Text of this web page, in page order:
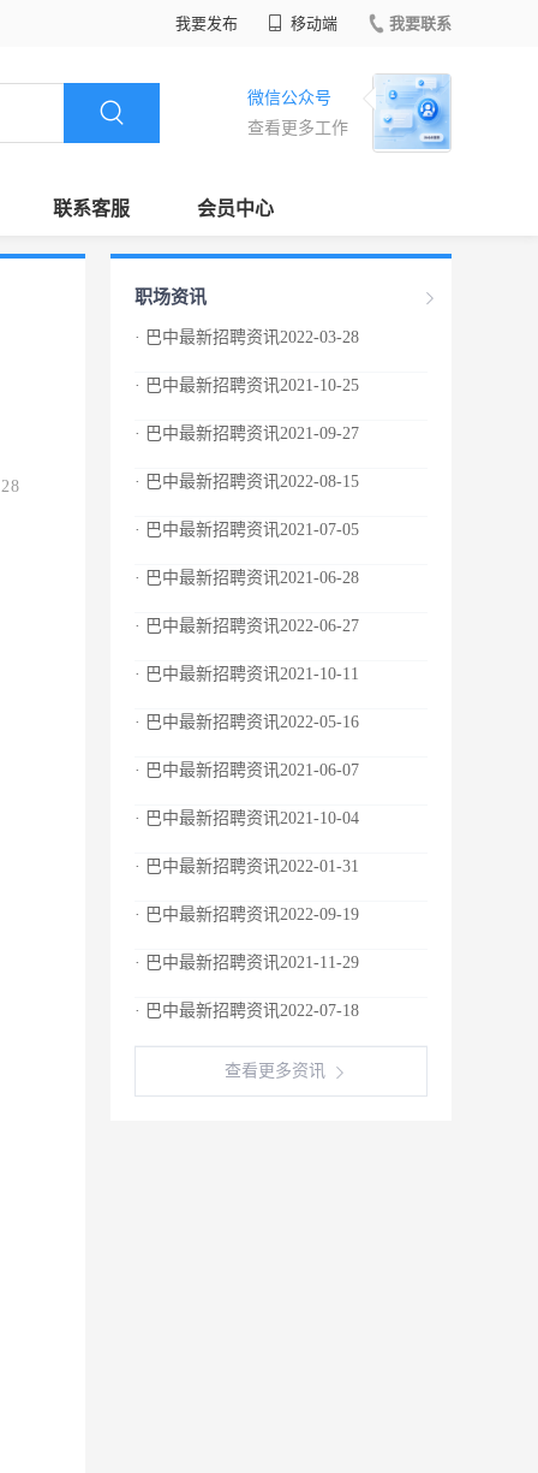
我要发布 移动端 我要联系
微信公众号
查看更多工作
联系客服 会员中心
职场资讯
· 巴中最新招聘资讯2022-03-28
· 巴中最新招聘资讯2021-10-25
· 巴中最新招聘资讯2021-09-27
· 巴中最新招聘资讯2022-08-15
· 巴中最新招聘资讯2021-07-05
· 巴中最新招聘资讯2021-06-28
· 巴中最新招聘资讯2022-06-27
· 巴中最新招聘资讯2021-10-11
· 巴中最新招聘资讯2022-05-16
· 巴中最新招聘资讯2021-06-07
· 巴中最新招聘资讯2021-10-04
· 巴中最新招聘资讯2022-01-31
· 巴中最新招聘资讯2022-09-19
· 巴中最新招聘资讯2021-11-29
· 巴中最新招聘资讯2022-07-18
查看更多资讯